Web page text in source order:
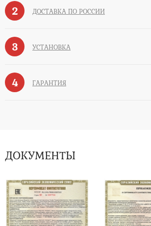
2 ДОСТАВКА ПО РОССИИ
3 УСТАНОВКА
4 ГАРАНТИЯ
ДОКУМЕНТЫ